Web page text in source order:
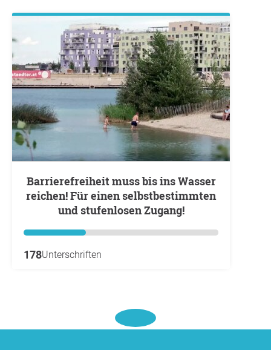
Barrierefreiheit muss bis ins Wasser
reichen! Für einen selbstbestimmten
und stufenlosen Zugang!
178Unterschriften